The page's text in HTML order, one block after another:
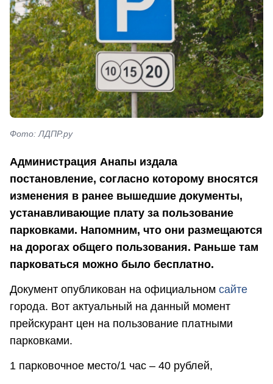
Фото: ЛДПР.ру
Администрация Анапы издала
постановление, согласно которому вносятся
изменения в ранее вышедшие документы,
устанавливающие плату за пользование
парковками. Напомним, что они размещаются
на дорогах общего пользования. Раньше там
парковаться можно было бесплатно.
Документ опубликован на официальном сайте
города. Вот актуальный на данный момент
прейскурант цен на пользование платными
парковками.
1 парковочное место/1 час – 40 рублей,